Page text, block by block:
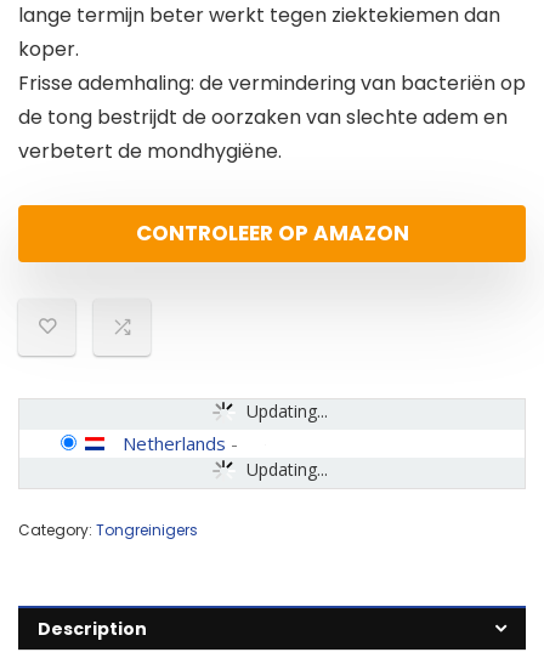
lange termijn beter werkt tegen ziektekiemen dan
koper.
Frisse ademhaling: de vermindering van bacteriën op
de tong bestrijdt de oorzaken van slechte adem en
verbetert de mondhygiëne.
CONTROLEER OP AMAZON
Updating...
Updating...
Netherlands -
Category: Tongreinigers
Description